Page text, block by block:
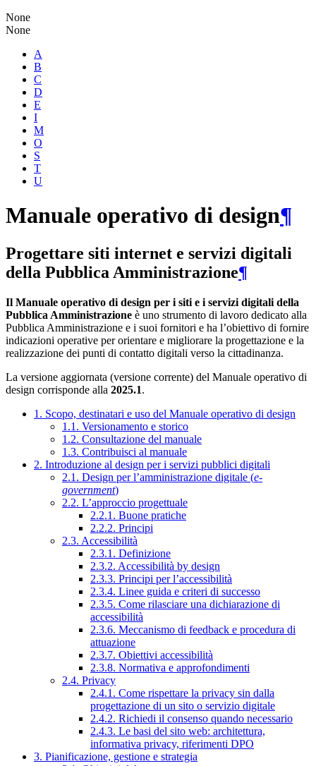
None
None
A
B
C
D
E
I
M
O
S
T
U
Manuale operativo di design¶
Progettare siti internet e servizi digitali
della Pubblica Amministrazione¶
Il Manuale operativo di design per i siti e i servizi digitali della
Pubblica Amministrazione è uno strumento di lavoro dedicato alla
Pubblica Amministrazione e i suoi fornitori e ha l’obiettivo di fornire
indicazioni operative per orientare e migliorare la progettazione e la
realizzazione dei punti di contatto digitali verso la cittadinanza.
La versione aggiornata (versione corrente) del Manuale operativo di
design corrisponde alla 2025.1.
1. Scopo, destinatari e uso del Manuale operativo di design
1.1. Versionamento e storico
1.2. Consultazione del manuale
1.3. Contribuisci al manuale
2. Introduzione al design per i servizi pubblici digitali
2.1. Design per l’amministrazione digitale (e-
government)
2.2. L’approccio progettuale
2.2.1. Buone pratiche
2.2.2. Principi
2.3. Accessibilità
2.3.1. Definizione
2.3.2. Accessibilità by design
2.3.3. Principi per l’accessibilità
2.3.4. Linee guida e criteri di successo
2.3.5. Come rilasciare una dichiarazione di
accessibilità
2.3.6. Meccanismo di feedback e procedura di
attuazione
2.3.7. Obiettivi accessibilità
2.3.8. Normativa e approfondimenti
2.4. Privacy
2.4.1. Come rispettare la privacy sin dalla
progettazione di un sito o servizio digitale
2.4.2. Richiedi il consenso quando necessario
2.4.3. Le basi del sito web: architettura,
informativa privacy, riferimenti DPO
3. Pianificazione, gestione e strategia